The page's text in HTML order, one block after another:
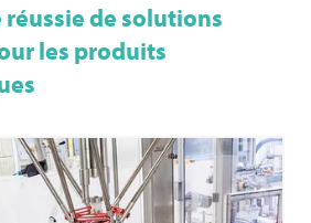
de solutions
les produits